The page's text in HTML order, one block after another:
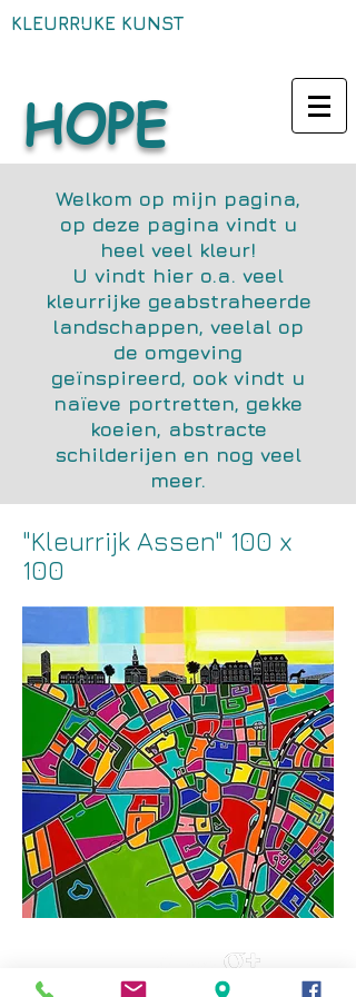
KLEURRIJKE KUNST
HOPE​
Welkom op mijn pagina,
op deze pagina vindt u
heel veel kleur!
U vindt hier o.a. veel
kleurrijke geabstraheerde
landschappen, veelal op
de omgeving
geïnspireerd, ook vindt u
naïeve portretten, gekke
koeien, abstracte
schilderijen en nog veel
meer.
"Kleurrijk Assen" 100 x
100